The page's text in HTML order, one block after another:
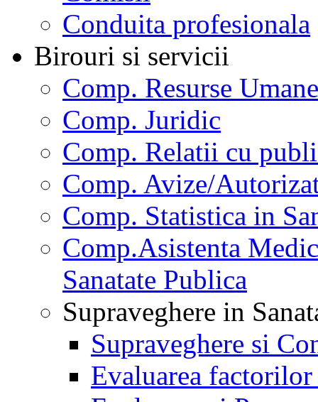
Conduita profesionala
Birouri si servicii
Comp. Resurse Umane
Comp. Juridic
Comp. Relatii cu
Comp. Avize/
Comp. Statistica in
Comp.Asistenta
Sanatate Publica
Supraveghere in
Supraveghere si
Evaluarea